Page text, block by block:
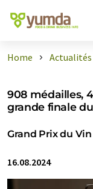
Home Actualités
908 médailles,
grande finale
Grand Prix du Vin
16.08.2024